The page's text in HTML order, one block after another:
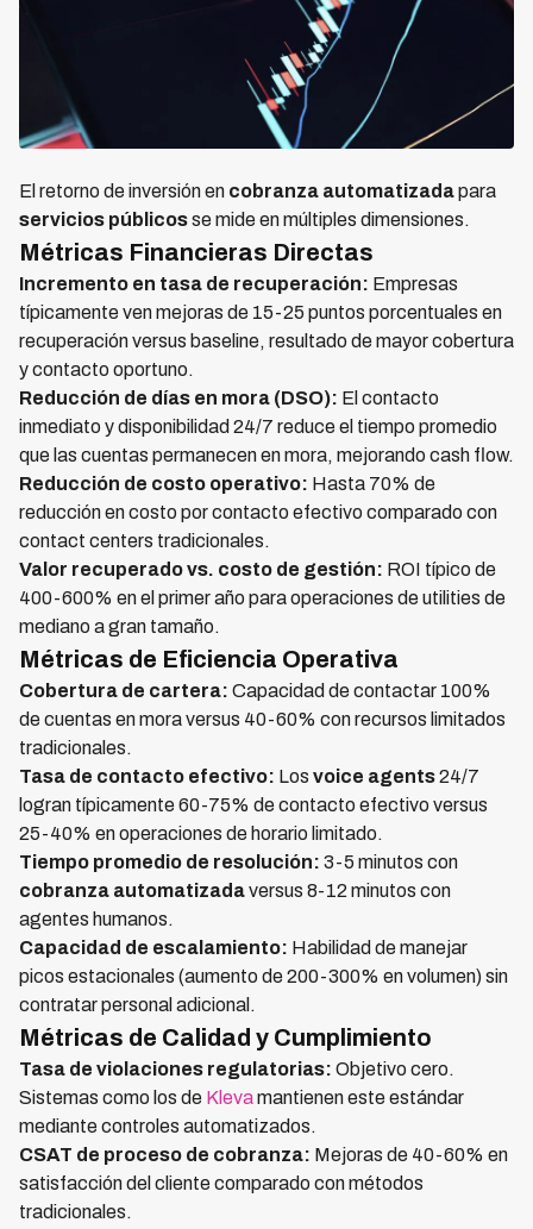
El retorno de inversión en cobranza automatizadapara
servicios públicosse mide en múltiples dimensiones.
Métricas Financieras Directas
Incremento en tasa de recuperación: Empresas
típicamente ven mejoras de 15-25 puntos porcentuales en
recuperación versus baseline, resultado de mayor cobertura
y contacto oportuno.
Reducción de días en mora (DSO): El contacto
inmediato y disponibilidad 24/7 reduce el tiempo promedio
que las cuentas permanecen en mora, mejorando cash flow.
Reducción de costo operativo: Hasta 70% de
reducción en costo por contacto efectivo comparado con
contact centers tradicionales.
Valor recuperado vs. costo de gestión: ROI típico de
400-600% en el primer año para operaciones de utilities de
mediano a gran tamaño.
Métricas de Eficiencia Operativa
Cobertura de cartera: Capacidad de contactar 100%
de cuentas en mora versus 40-60% con recursos limitados
tradicionales.
Tasa de contacto efectivo: Los voice agents24/7
logran típicamente 60-75% de contacto efectivo versus
25-40% en operaciones de horario limitado.
Tiempo promedio de resolución: 3-5 minutos con
cobranza automatizadaversus 8-12 minutos con
agentes humanos.
Capacidad de escalamiento: Habilidad de manejar
picos estacionales (aumento de 200-300% en volumen) sin
contratar personal adicional.
Métricas de Calidad y Cumplimiento
Tasa de violaciones regulatorias: Objetivo cero.
Sistemas como los de Klevamantienen este estándar
mediante controles automatizados.
CSAT de proceso de cobranza: Mejoras de 40-60% en
satisfacción del cliente comparado con métodos
tradicionales.